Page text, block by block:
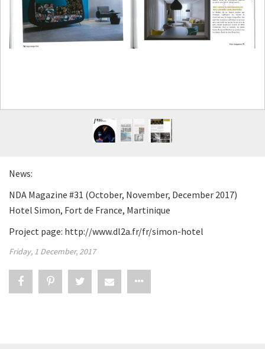
News:
NDA Magazine #31 (October, November, December 2017)
Hotel Simon, Fort de France, Martinique
Project page: http://www.dl2a.fr/fr/simon-hotel
Friday, 1 December, 2017